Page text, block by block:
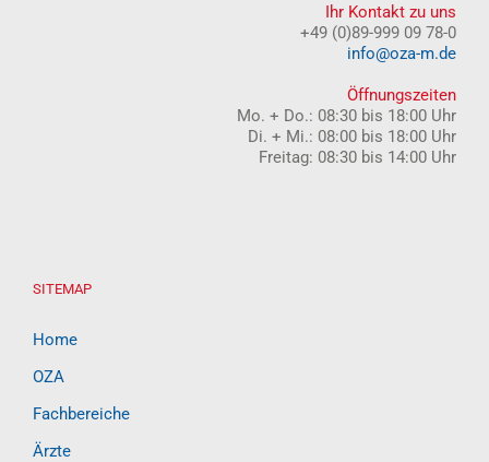
Ihr Kontakt zu uns
+49 (0)89-999 09 78-0
info@oza-m.de
Öffnungszeiten
Mo. + Do.: 08:30 bis 18:00 Uhr
Di. + Mi.: 08:00 bis 18:00 Uhr
Freitag: 08:30 bis 14:00 Uhr
SITEMAP
Home
OZA
Fachbereiche
Ärzte